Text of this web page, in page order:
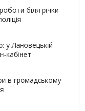
біля річки
у Лановецькій
кабінет
в громадському